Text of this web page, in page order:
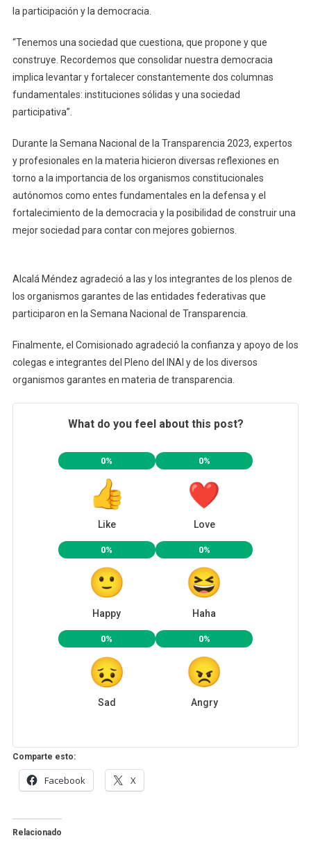
la participación y la democracia.
“Tenemos una sociedad que cuestiona, que propone y que
construye. Recordemos que consolidar nuestra democracia
implica levantar y fortalecer constantemente dos columnas
fundamentales: instituciones sólidas y una sociedad
participativa”.
Durante la Semana Nacional de la Transparencia 2023, expertos
y profesionales en la materia hicieron diversas reflexiones en
torno a la importancia de los organismos constitucionales
autónomos como entes fundamentales en la defensa y el
fortalecimiento de la democracia y la posibilidad de construir una
mejor sociedad para contar con mejores gobiernos.
Alcalá Méndez agradeció a las y los integrantes de los plenos de
los organismos garantes de las entidades federativas que
participaron en la Semana Nacional de Transparencia.
Finalmente, el Comisionado agradeció la confianza y apoyo de los
colegas e integrantes del Pleno del INAI y de los diversos
organismos garantes en materia de transparencia.
What do you feel about this post?
0%
Like
0%
Love
0%
Happy
0%
Haha
0%
Sad
0%
Angry
Comparte esto:
Facebook X
Relacionado